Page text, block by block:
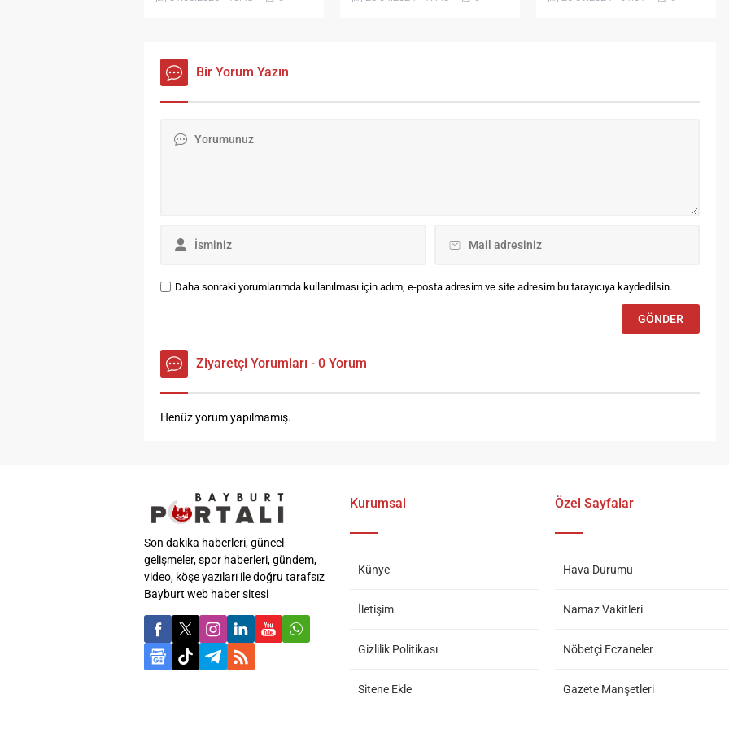
öncesinde çiftçileri
bilgilendirme turu başlattı. 5
Köyde Eş Zamanlı
Bilgilendirme Bayburt Sulama
beraberindeki teknik heyet;
etkinliklerle kutlandı. Etkinlikler
bayramı doyasıya kutladılar.
Haftası’nda da devam etti.
Bir Yorum Yazın
Daha sonraki yorumlarımda kullanılması için adım, e-posta adresim ve site adresim bu tarayıcıya kaydedilsin.
Ziyaretçi Yorumları - 0 Yorum
Henüz yorum yapılmamış.
Son dakika haberleri, güncel
gelişmeler, spor haberleri, gündem,
video, köşe yazıları ile doğru tarafsız
Bayburt web haber sitesi
Kurumsal
Künye
İletişim
Gizlilik Politikası
Sitene Ekle
Özel Sayfalar
Hava Durumu
Namaz Vakitleri
Nöbetçi Eczaneler
Gazete Manşetleri